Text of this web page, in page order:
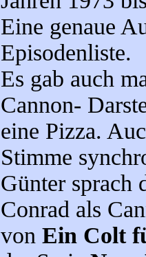
Eine genaue
Episodenliste.
Es gab auch
Cannon-
eine Pizza.
Stimme
Günter sprach
Conrad als
von Ein Colt